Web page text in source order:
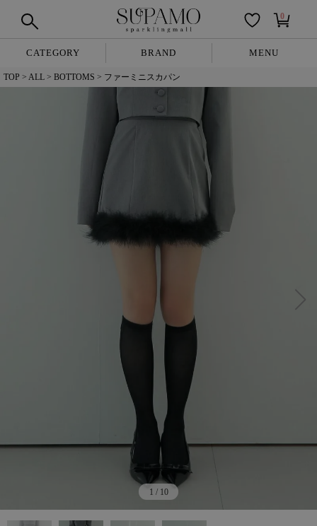
0
CATEGORY BRAND MENU
TOP ALL BOTTOMS ファーミニスカパン
1 / 10